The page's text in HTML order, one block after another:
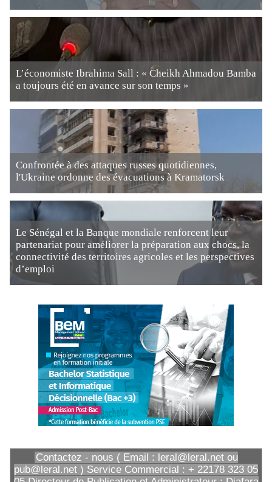
L’économiste Ibrahima Sall : « Cheikh Ahmadou Bamba
a toujours été en avance sur son temps »
Confrontée à des attaques russes quotidiennes,
l'Ukraine ordonne des évacuations à Kramatorsk
Le Sénégal et la Banque mondiale renforcent leur
partenariat pour améliorer la préparation aux chocs, la
connectivité des territoires agricoles et les perspectives
d’emploi
Contactez - nous ( Email : leral@leral.net ou
pub@leral.net ) Service Commercial : + 22178 323 05